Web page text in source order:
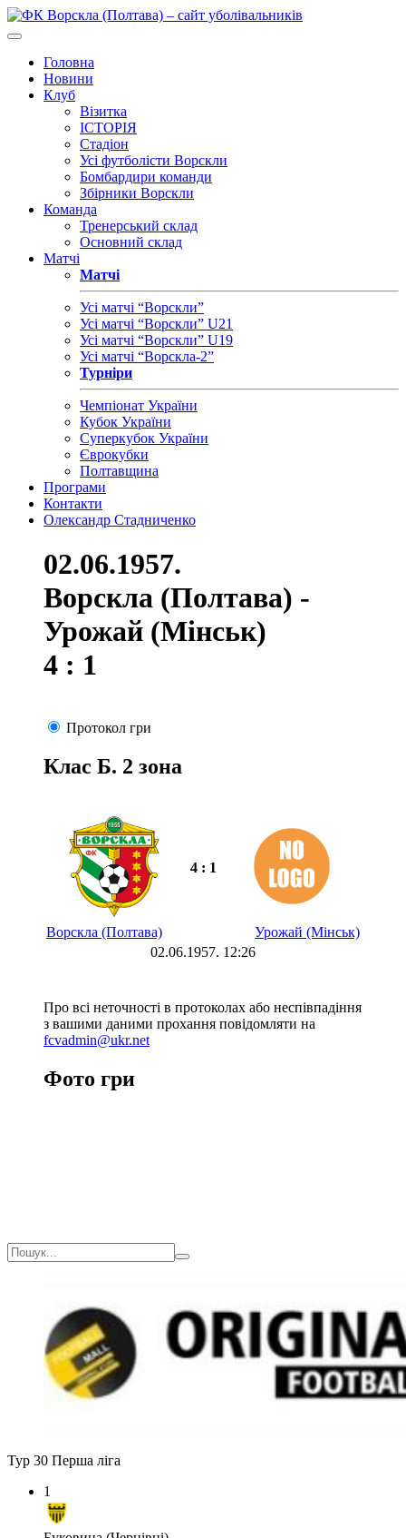
Головна
Новини
Клуб
Візитка
ІСТОРІЯ
Стадіон
Усі футболісти Ворскли
Бомбардири команди
Збірники Ворскли
Команда
Тренерський склад
Основний склад
Матчі
Матчі
Усі матчі “Ворскли”
Усі матчі “Ворскли” U21
Усі матчі “Ворскли” U19
Усі матчі “Ворскла-2”
Турніри
Чемпіонат України
Кубок України
Суперкубок України
Єврокубки
Полтавщина
Програми
Контакти
Олександр Стадниченко
02.06.1957.
Ворскла (Полтава) -
Урожай (Мінськ)
4 : 1
Протокол гри
Клас Б. 2 зона
4 : 1
Ворскла (Полтава)
Урожай (Мінськ)
02.06.1957. 12:26
Про всі неточності в протоколах або неспівпадіння
з вашими даними прохання повідомляти на
fcvadmin@ukr.net
Фото гри
Тур 30 Перша ліга
1